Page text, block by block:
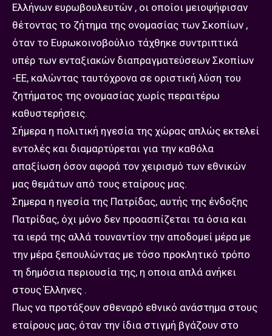
Ελλήνων ευρωβουλευτών , οι οποίοι μειοψήφισαν
θέτοντας το ζήτημα της ονομασίας των Σκοπίων ,
όταν το Ευρωκοινοβούλιο τάχθηκε συντριπτικά
υπέρ των ενταξιακών διαπραγματεύσεων Σκοπίων
-ΕΕ, καλώντας ταυτόχρονα σε οριστική λύση του
ζητήματος της ονομασίας χωρίς περαιτέρω
καθυστερήσεις.
Σήμερα η πολιτική ηγεσία της χώρας απλώς εκτελεί
εντολές και διαμαρτύρεται για την καθόλα
απαξίωση όσον αφορά τον χειρισμό των εθνικών
μας θεμάτων από τους εταίρους μας.
Σημερα η ηγεσία της Πατρίδας, αυτής της ένδοξης
Πατρίδας, όχι μόνο δεν προασπίζεται τα όσια και
τα ιερά της αλλά τουναντίον την αποδομεί μέρα με
την μέρα ξεπουλώντας με τόσο προκλητικό τρόπο
τη δημόσια περιουσία της, η οποια απλά ανήκει
στους Έλληνες .
Πως να προτάξουν σθεναρό εθνικό ανάστημα στους
εταίρους μας, όταν την ίδια στιγμή βγάζουν στο